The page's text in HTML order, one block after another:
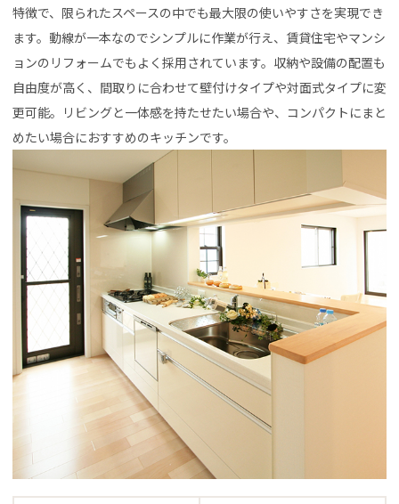
特徴で、限られたスペースの中でも最大限の使いやすさを実現でき
ます。動線が一本なのでシンプルに作業が行え、賃貸住宅やマンシ
ョンのリフォームでもよく採用されています。収納や設備の配置も
自由度が高く、間取りに合わせて壁付けタイプや対面式タイプに変
更可能。リビングと一体感を持たせたい場合や、コンパクトにまと
めたい場合におすすめのキッチンです。